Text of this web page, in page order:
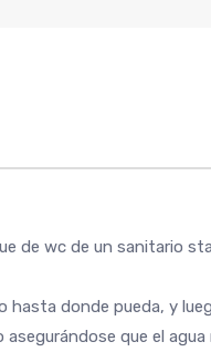
de wc de un sanitario
hasta donde pueda, y
que el